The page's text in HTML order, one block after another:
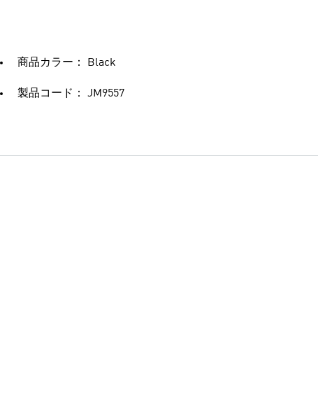
商品カラー： Black
製品コード： JM9557